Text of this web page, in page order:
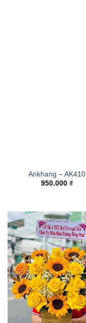
Ankhang – AK410
950.000 ₫